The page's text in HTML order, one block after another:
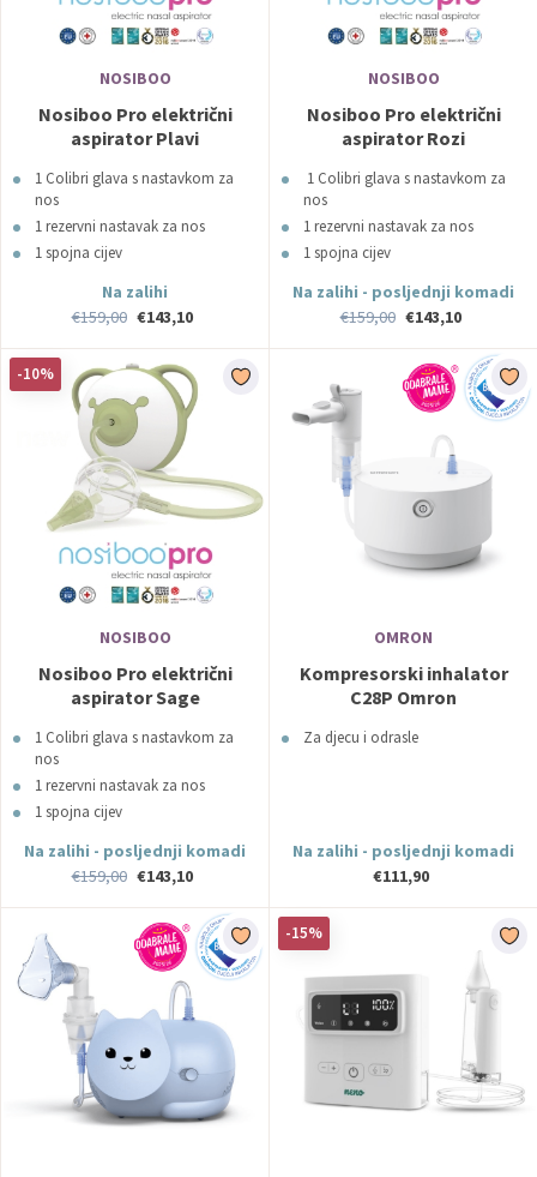
NOSIBOO
Nosiboo Pro električni
aspirator Plavi
1 Colibri glava s nastavkom za
nos
1 rezervni nastavak za nos
1 spojna cijev
Na zalihi
€159,00 €143,10
NOSIBOO
Nosiboo Pro električni
aspirator Rozi
1 Colibri glava s nastavkom za
nos
1 rezervni nastavak za nos
1 spojna cijev
Na zalihi - posljednji komadi
€159,00 €143,10
-10%
NOSIBOO
Nosiboo Pro električni
aspirator Sage
1 Colibri glava s nastavkom za
nos
1 rezervni nastavak za nos
1 spojna cijev
Na zalihi - posljednji komadi
€159,00 €143,10
OMRON
Kompresorski inhalator
C28P Omron
Za djecu i odrasle
Na zalihi - posljednji komadi
€111,90
-15%